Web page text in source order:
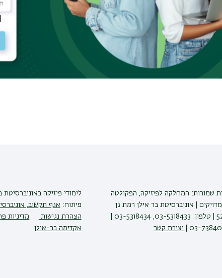
of high sensitivity, high spatial
to the sample opens the pathway to
dynamic magnetic phenomena on the
dynamics in superconductors and
will be presented.
שמורות: המחלקה לפיזיקה, הפקולטה
| אוניברסיטת בר אילן רמת גן
יצירת קשר
לימודי פיזיקהבאוניברסיטת
פיתוח: אגף תקשוב,
הצהרת נגישות
מדיניות
אקדימה בר-אילן